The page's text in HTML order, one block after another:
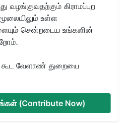
வழங்குவதற்கும் கிராமப்புற
உள்ள
சென்றடைய உங்களின்
கூட வேளாண் துறையை
(Contribute Now)